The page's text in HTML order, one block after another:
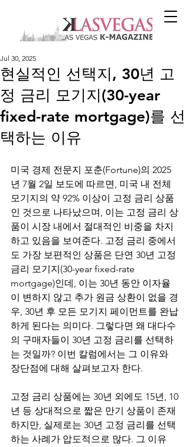
현실적인 선택지, 30년 고
정 금리 모기지(30-year
fixed-rate mortgage)를 선
택하는 이유
Jul 30, 2025
미국 경제 전문지 포춘(Fortune)의 2025
년 7월 2일 보도에 따르면, 미국 내 전체
모기지의 약 92% 이상이 고정 금리 상품
인 것으로 나타났으며, 이는 고정 금리 상
품이 시장 내에서 절대적인 비중을 차지
하고 있음을 보여준다. 고정 금리 중에서
도 가장 보편적인 상품은 단연 30년 고정
금리 모기지(30-year fixed-rate
mortgage)인데, 이는 30년 동안 이자율
이 변하지 않고 추가 원금 상환이 없을 경
우, 30년 후 모든 모기지 페이먼트를 완납
하게 된다는 의미다. 그렇다면 왜 대다수
의 구매자들이 30년 고정 금리를 선택하
는 것일까? 이번 칼럼에서는 그 이유와
장단점에 대해 살펴보고자 한다.
고정 금리 상품에는 30년 외에도 15년, 10
년 등 상대적으로 짧은 만기 상품이 존재
하지만, 실제로는 30년 고정 금리를 선택
하는 사례가 압도적으로 많다. 그 이유